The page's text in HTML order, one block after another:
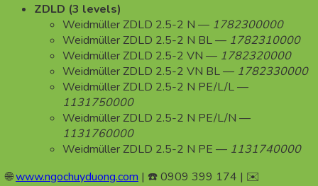
ZDLD (3 levels)
Weidmüller ZDLD 2.5-2 N — 1782300000
Weidmüller ZDLD 2.5-2 N BL — 1782310000
Weidmüller ZDLD 2.5-2 VN — 1782320000
Weidmüller ZDLD 2.5-2 VN BL — 1782330000
Weidmüller ZDLD 2.5-2 N PE/L/L —
1131750000
Weidmüller ZDLD 2.5-2 N PE/L/N —
1131760000
Weidmüller ZDLD 2.5-2 N PE — 1131740000
🌐www.ngochuyduong.com | ☎️ 0909 399 174 | ✉️